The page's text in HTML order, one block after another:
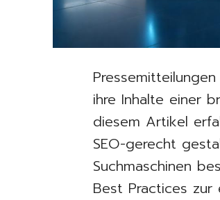
ihre Inhalte einer
diesem Artikel
SEO-gerecht
Suchmaschinen
Best Practices